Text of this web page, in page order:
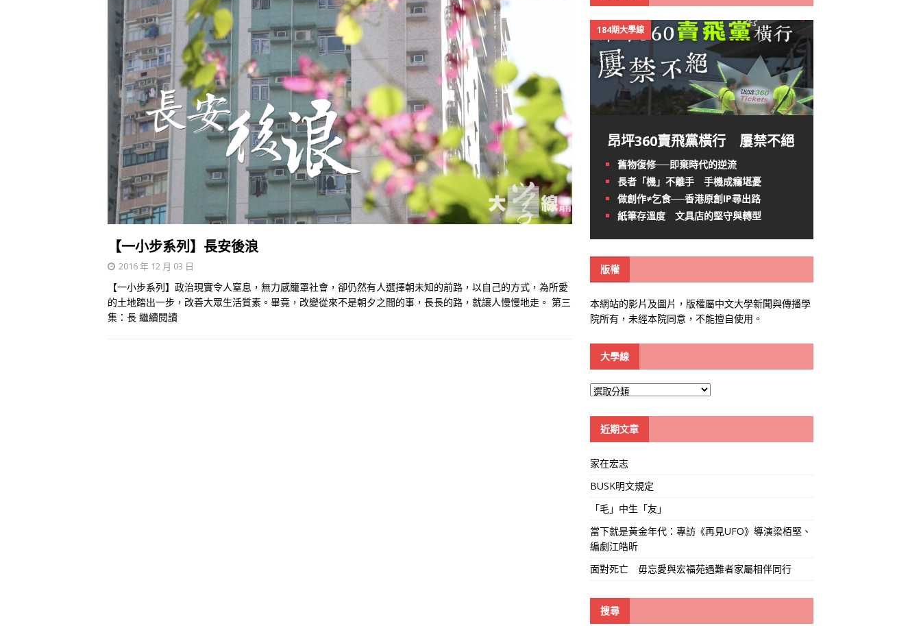
【一小步系列】長安後浪
2016 年 12 月 03 日
【一小步系列】政治現實令人窒息，無力感籠罩社會，卻仍然有人選擇朝未知的前路，以自己的方式，為所愛
的土地踏出一步，改善大眾生活質素。畢竟，改變從來不是朝夕之間的事，長長的路，就讓人慢慢地走。 第三
集：長 繼續閱讀
184期大學線
昂坪360賣飛黨橫行 屢禁不絕
舊物復修──即棄時代的逆流
長者「機」不離手 手機成癮堪憂
做創作≠乞食──香港原創IP尋出路
紙筆存溫度 文具店的堅守與轉型
版權
本網站的影片及圖片，版權屬中文大學新聞與傳播學
院所有，未經本院同意，不能擅自使用。
大學線
大
線
近期文章
家在宏志
BUSK明文規定
「毛」中生「友」
當下就是黃金年代：專訪《再見UFO》導演梁栢堅、
編劇江皓昕
面對死亡 毋忘愛與宏福苑遇難者家屬相伴同行
搜尋